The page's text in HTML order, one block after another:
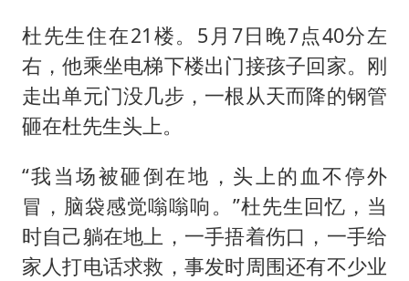
杜先生住在21楼。5月7日晚7点40分左
右，他乘坐电梯下楼出门接孩子回家。刚
走出单元门没几步，一根从天而降的钢管
砸在杜先生头上。
“我当场被砸倒在地，头上的血不停外
冒，脑袋感觉嗡嗡响。”杜先生回忆，当
时自己躺在地上，一手捂着伤口，一手给
家人打电话求救，事发时周围还有不少业